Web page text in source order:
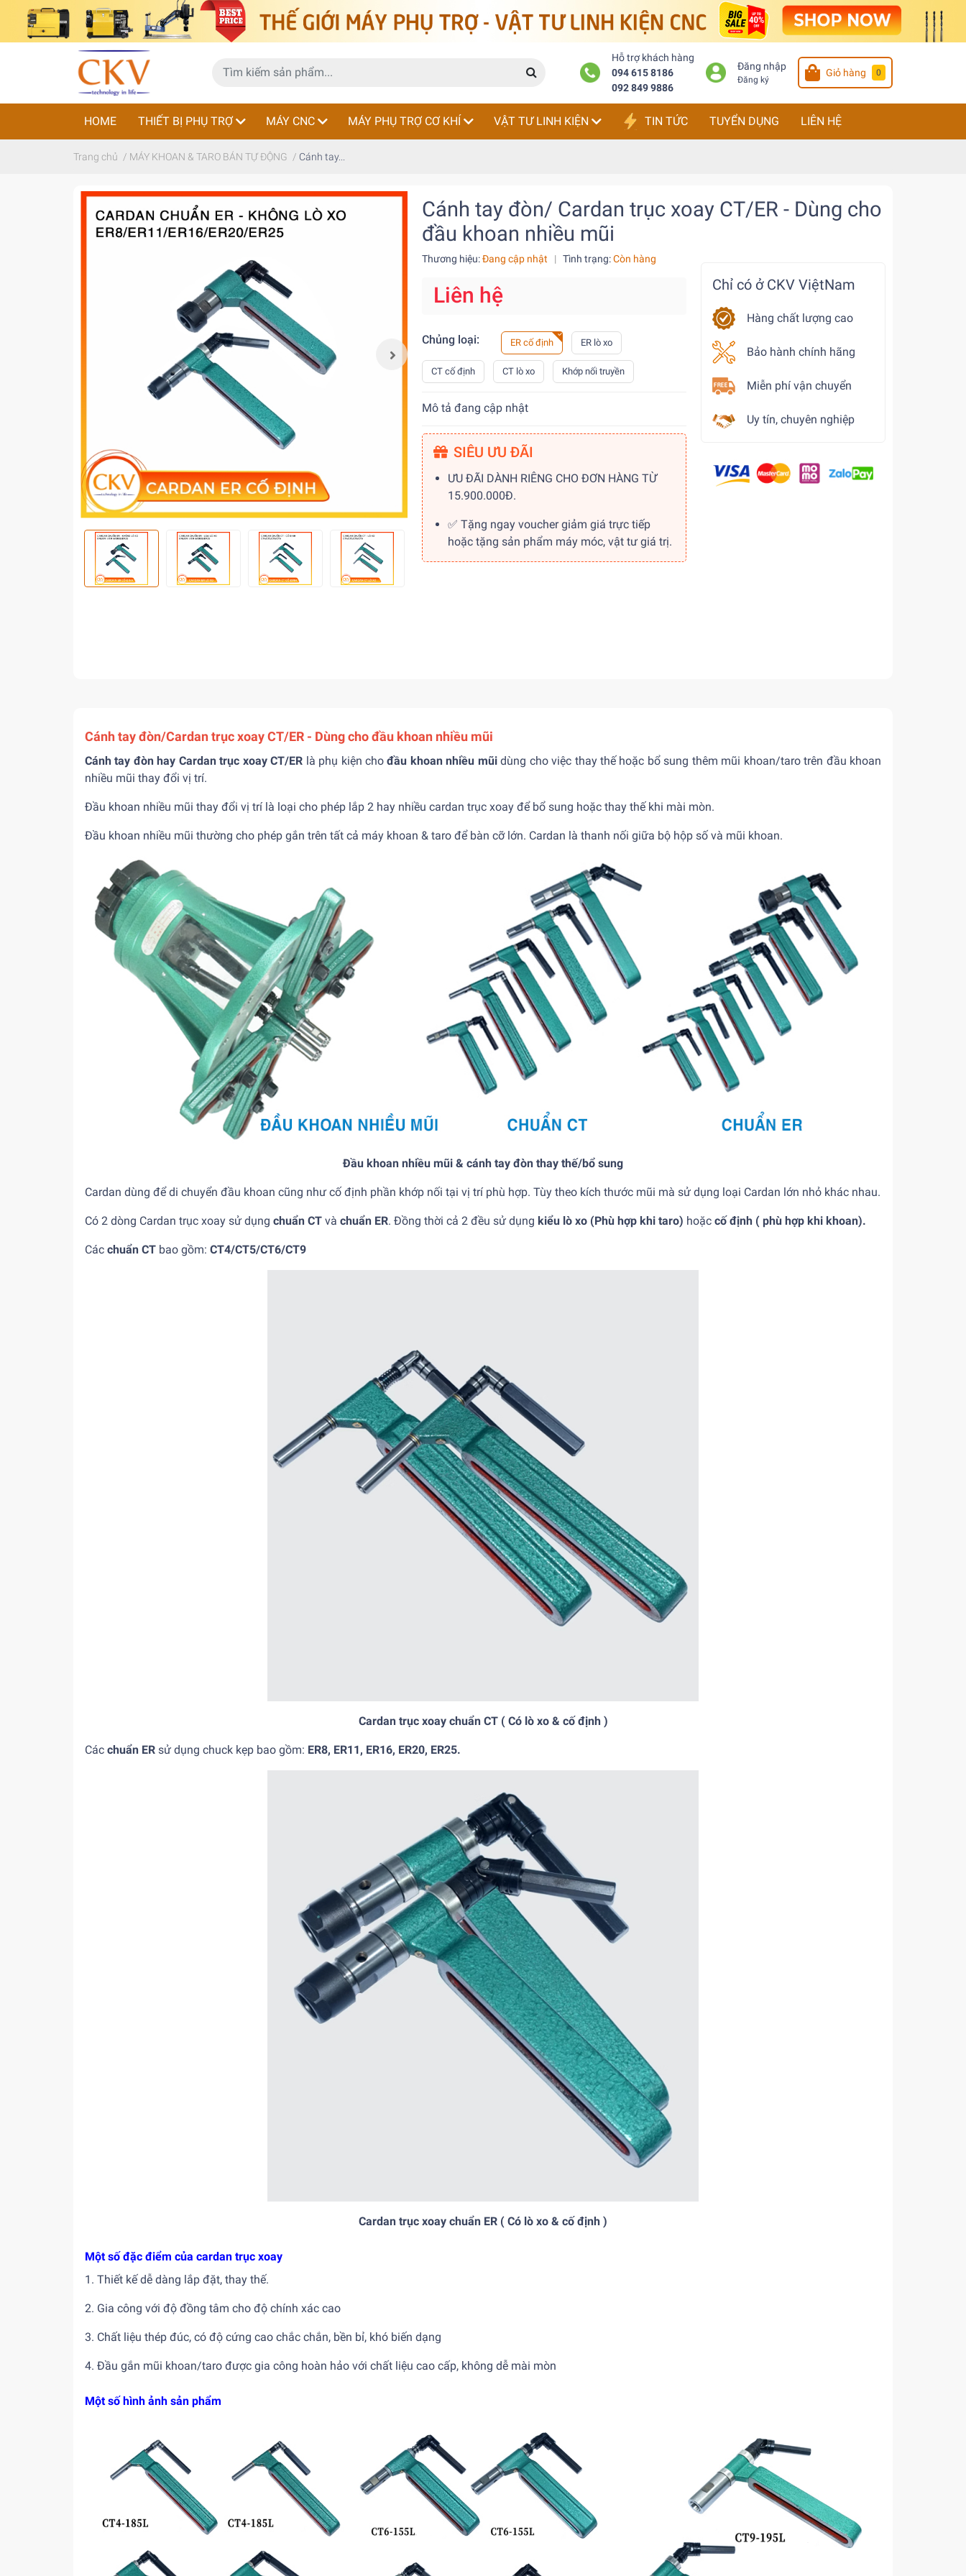
Hỗ trợ khách hàng
094 615 8186
092 849 9886
Đăng nhập
Đăng ký
Giỏ hàng 0
HOME THIẾT BỊ PHỤ TRỢ MÁY CNC MÁY PHỤ TRỢ CƠ KHÍ VẬT TƯ LINH KIỆN TIN TỨC TUYỂN DỤNG LIÊN HỆ
Trang chủ / MÁY KHOAN & TARO BÁN TỰ ĐỘNG / Cánh tay...
Cánh tay đòn/ Cardan trục xoay CT/ER - Dùng cho
đầu khoan nhiều mũi
Thương hiệu:Đang cập nhật | Tình trạng:Còn hàng
Liên hệ
Chủng loại: ER cố định ER lò xo
CT cố định CT lò xo Khớp nối truyền
Mô tả đang cập nhật
SIÊU ƯU ĐÃI
ƯU ĐÃI DÀNH RIÊNG CHO ĐƠN HÀNG TỪ
15.900.000Đ.
✅ Tặng ngay voucher giảm giá trực tiếp
hoặc tặng sản phẩm máy móc, vật tư giá trị.
Chỉ có ở CKV ViệtNam
Hàng chất lượng cao
Bảo hành chính hãng
Miễn phí vận chuyển
Uy tín, chuyên nghiệp
Cánh tay đòn/Cardan trục xoay CT/ER - Dùng cho đầu khoan nhiều mũi
Cánh tay đòn hay Cardan trục xoay CT/ER là phụ kiện chođầu khoan nhiều mũi dùng cho việc thay thế hoặc bổ sung thêm mũi khoan/taro trên đầu khoan
nhiều mũi thay đổi vị trí.
Đầu khoan nhiều mũi thay đổi vị trí là loại cho phép lắp 2 hay nhiều cardan trục xoay để bổ sung hoặc thay thế khi mài mòn.
Đầu khoan nhiều mũi thường cho phép gắn trên tất cả máy khoan & taro để bàn cỡ lớn. Cardan là thanh nối giữa bộ hộp số và mũi khoan.
Đầu khoan nhiều mũi & cánh tay đòn thay thế/bổ sung
Cardan dùng để di chuyển đầu khoan cũng như cố định phần khớp nối tại vị trí phù hợp. Tùy theo kích thước mũi mà sử dụng loại Cardan lớn nhỏ khác nhau.
Có 2 dòng Cardan trục xoay sử dụng chuẩn CT và chuẩn ER. Đồng thời cả 2 đều sử dụng kiểu lò xo (Phù hợp khi taro) hoặc cố định ( phù hợp khi khoan).
Các chuẩn CT bao gồm: CT4/CT5/CT6/CT9
Cardan trục xoay chuẩn CT ( Có lò xo & cố định )
Các chuẩn ER sử dụng chuck kẹp bao gồm: ER8, ER11, ER16, ER20, ER25.
Cardan trục xoay chuẩn ER ( Có lò xo & cố định )
Một số đặc điểm của cardan trục xoay
1. Thiết kế dễ dàng lắp đặt, thay thế.
2. Gia công với độ đồng tâm cho độ chính xác cao
3. Chất liệu thép đúc, có độ cứng cao chắc chắn, bền bỉ, khó biến dạng
4. Đầu gắn mũi khoan/taro được gia công hoàn hảo với chất liệu cao cấp, không dễ mài mòn
Một số hình ảnh sản phẩm